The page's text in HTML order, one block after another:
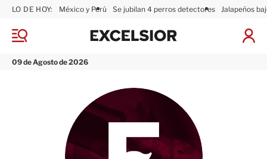
M
n
09 de Agosto de 2026
LO DE HOY: México y Perú Se jubilan 4 perros detectores Jalapeños
I
x
o